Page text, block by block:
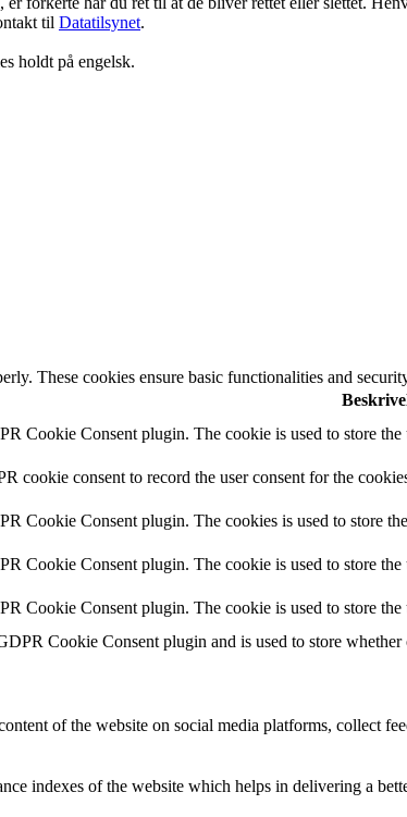
til Datatilsynet.
holdt på engelsk.
These cookies ensure basic functionalities and
Cookie Consent plugin. The cookie is used to store
cookie consent to record the user consent for the
Cookie Consent plugin. The cookies is used to store
Cookie Consent plugin. The cookie is used to store
Cookie Consent plugin. The cookie is used to store
Cookie Consent plugin and is used to store
of the website on social media platforms, collect
indexes of the website which helps in delivering a